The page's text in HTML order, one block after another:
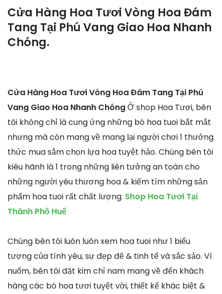
Cửa Hàng Hoa Tươi Vòng Hoa Đám
Tang Tại Phú Vang Giao Hoa Nhanh
Chóng.
Cửa Hàng Hoa Tươi Vòng Hoa Đám Tang Tại Phú
Vang Giao Hoa Nhanh ChóngỞ shop Hoa Tươi, bên
tôi không chỉ là cung ứng những bó hoa tuoi bắt mắt
nhưng mà còn mang về mang lại người chơi 1 thưởng
thức mua sắm chọn lựa hoa tuyệt hảo. Chúng bên tôi
kiêu hãnh là 1 trong những liên tưởng an toàn cho
những người yêu thương hoa & kiếm tìm những sản
phẩm hoa tuoi rất chất lượng. Shop Hoa Tươi Tại
Thành Phố Huế
Chúng bên tôi luôn luôn xem hoa tuoi như 1 biểu
tượng của tình yêu, sự đẹp đẽ & tinh tế và sắc sảo. Vì
nuốm, bên tôi đặt kim chỉ nam mang về đến khách
hàng các bó hoa tươi tuyệt vời, thiết kế khác biệt &